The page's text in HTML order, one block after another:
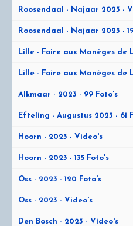
Roosendaal - Najaar 2023 -
Roosendaal - Najaar 2023 -
Lille - Foire aux Manèges de
Lille - Foire aux Manèges de
Alkmaar - 2023 - 99 Foto's
Efteling - Augustus 2023 - 61
Hoorn - 2023 - Video's
Hoorn - 2023 - 135 Foto's
Oss - 2023 - 120 Foto's
Oss - 2023 - Video's
Den Bosch - 2023 - Video's